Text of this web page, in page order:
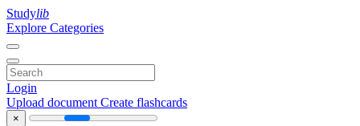
Studylib
Explore Categories
Login
Upload document Create flashcards
×